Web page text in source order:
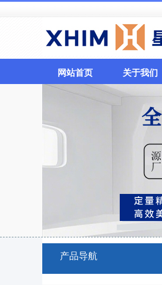
网站首页 关于我们
产品导航